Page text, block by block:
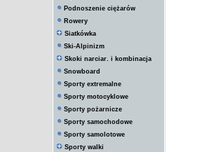
Podnoszenie ciężarów
Rowery
Siatkówka
Ski-Alpinizm
Skoki narciar. i kombinacja
Snowboard
Sporty extremalne
Sporty motocyklowe
Sporty pożarnicze
Sporty samochodowe
Sporty samolotowe
Sporty walki